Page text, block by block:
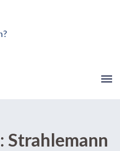
Strahlemann